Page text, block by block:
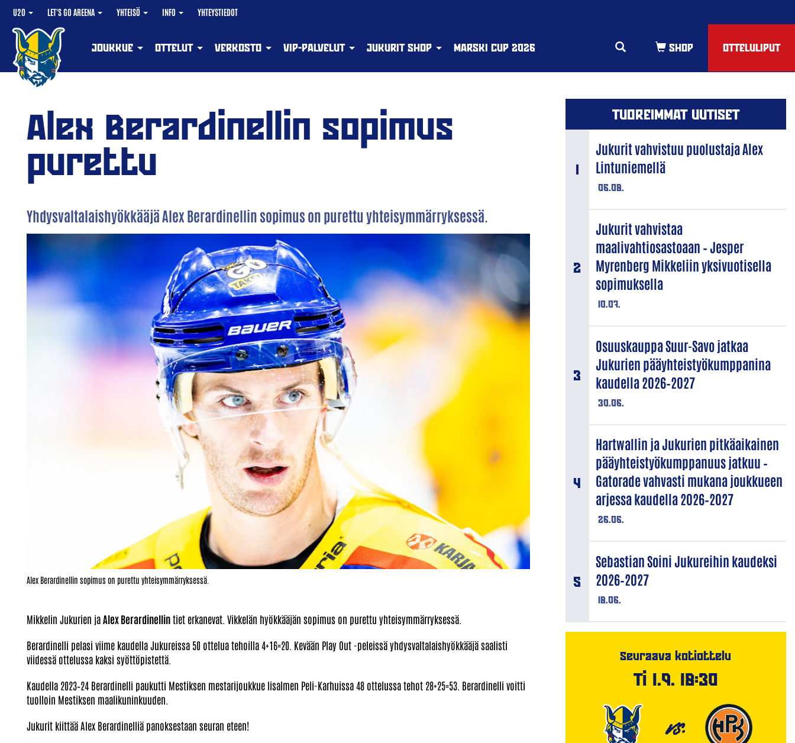
U20 LET'S GO AREENA YHTEISÖ INFO YHTEYSTIEDOT
OTTELULIPUT
JOUKKUE OTTELUT VERKOSTO VIP-PALVELUT JUKURIT SHOP MARSKI CUP 2026
Alex Berardinellin sopimus
purettu
Yhdysvaltalaishyökkääjä Alex Berardinellin sopimus on purettu yhteisymmärryksessä.
Alex Berardinellin sopimus on purettu yhteisymmärryksessä.
Mikkelin Jukurien jaAlex Berardinellintiet erkanevat. Vikkelän hyökkääjän sopimus on purettu yhteisymmärryksessä.
Berardinelli pelasi viime kaudella Jukureissa 50 ottelua tehoilla 4+16=20. Kevään Play Out -peleissä yhdysvaltalaishyökkääjä saalisti
viidessä ottelussa kaksi syöttöpistettä.
Kaudella 2023–24 Berardinelli paukutti Mestiksen mestarijoukkue Iisalmen Peli-Karhuissa 48 ottelussa tehot 28+25=53. Berardinelli voitti
tuolloin Mestiksen maalikuninkuuden.
Jukurit kiittää Alex Berardinelliä panoksestaan seuran eteen!
TUOREIMMAT UUTISET
06.08.
Jukurit vahvistuu puolustaja Alex
Lintuniemellä
10.07.
Jukurit vahvistaa
maalivahtiosastoaan – Jesper
Myrenberg Mikkeliin yksivuotisella
sopimuksella
30.06.
Osuuskauppa Suur-Savo jatkaa
Jukurien pääyhteistyökumppanina
kaudella 2026–2027
26.06.
Hartwallin ja Jukurien pitkäaikainen
pääyhteistyökumppanuus jatkuu –
Gatorade vahvasti mukana joukkueen
arjessa kaudella 2026–2027
18.06.
Sebastian Soini Jukureihin kaudeksi
2026–2027
Seuraava kotiottelu
Ti 1.9. 18:30
VS.